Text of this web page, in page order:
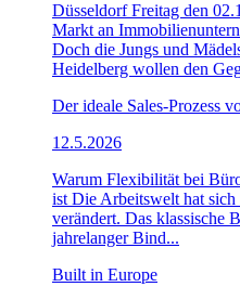
Düsseldorf Freitag den
Markt an
Doch die Jungs und
Heidelberg wollen den
Der ideale Sales-Prozess
12.5.2026
Warum Flexibilität bei
ist Die Arbeitswelt hat sich
verändert. Das klassische
jahrelanger Bind...
Built in Europe